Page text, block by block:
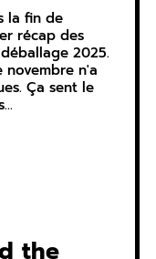
la fin de
récap des
2025.
novembre n'a
Ça sent le
the